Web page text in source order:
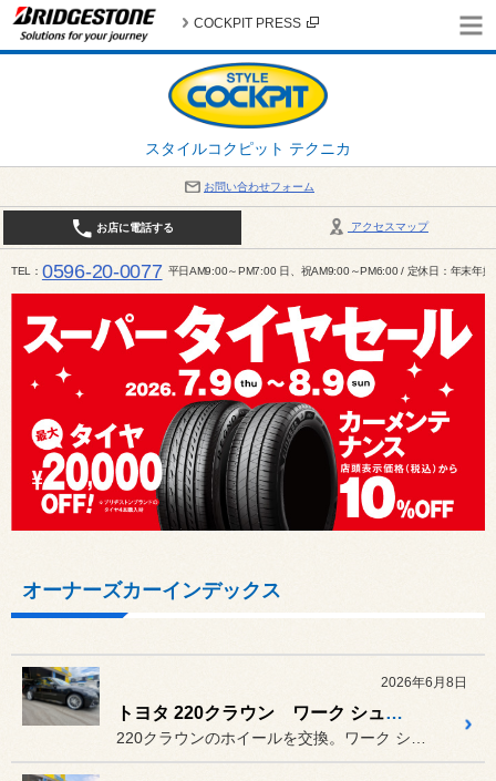
スタイルコクピット テクニカ
COCKPIT PRESS
お問い合わせフォーム
アクセスマップ
お店に電話する
TEL 0596-20-0077 平日AM9:00～PM7:00 日、祝AM9:00～PM6:00 / 定休日：年末年
オーナーズカーインデックス
2026年6月8日
トヨタ 220クラウン ワーク シュヴァート ブルネン